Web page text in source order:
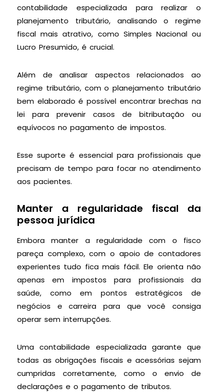
contabilidade especializada para realizar o
planejamento tributário, analisando o regime
fiscal mais atrativo, como Simples Nacional ou
Lucro Presumido, é crucial.
Além de analisar aspectos relacionados ao
regime tributário, com o planejamento tributário
bem elaborado é possível encontrar brechas na
lei para prevenir casos de bitributação ou
equívocos no pagamento de impostos.
Esse suporte é essencial para profissionais que
precisam de tempo para focar no atendimento
aos pacientes.
Manter a regularidade fiscal da
pessoa jurídica
Embora manter a regularidade com o fisco
pareça complexo, com o apoio de contadores
experientes tudo fica mais fácil. Ele orienta não
apenas em impostos para profissionais da
saúde, como em pontos estratégicos de
negócios e carreira para que você consiga
operar sem interrupções.
Uma contabilidade especializada garante que
todas as obrigações fiscais e acessórias sejam
cumpridas corretamente, como o envio de
declarações e o pagamento de tributos.